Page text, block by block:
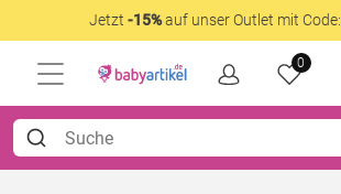
Jetzt -15%auf unser Outlet mit Code:
0